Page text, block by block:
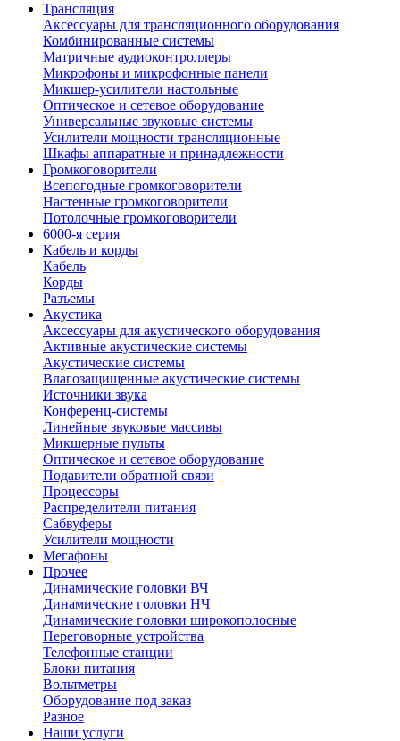
Трансляция
Аксессуары для трансляционного оборудования
Комбинированные системы
Матричные аудиоконтроллеры
Микрофоны и микрофонные панели
Микшер-усилители настольные
Оптическое и сетевое оборудование
Универсальные звуковые системы
Усилители мощности трансляционные
Шкафы аппаратные и принадлежности
Громкоговорители
Всепогодные громкоговорители
Настенные громкоговорители
Потолочные громкоговорители
6000-я серия
Кабель и корды
Кабель
Корды
Разъемы
Акустика
Аксессуары для акустического оборудования
Активные акустические системы
Акустические системы
Влагозащищенные акустические системы
Источники звука
Конференц-системы
Линейные звуковые массивы
Микшерные пульты
Оптическое и сетевое оборудование
Подавители обратной связи
Процессоры
Распределители питания
Сабвуферы
Усилители мощности
Мегафоны
Прочее
Динамические головки ВЧ
Динамические головки НЧ
Динамические головки широкополосные
Переговорные устройства
Телефонные станции
Блоки питания
Вольтметры
Оборудование под заказ
Разное
Наши услуги